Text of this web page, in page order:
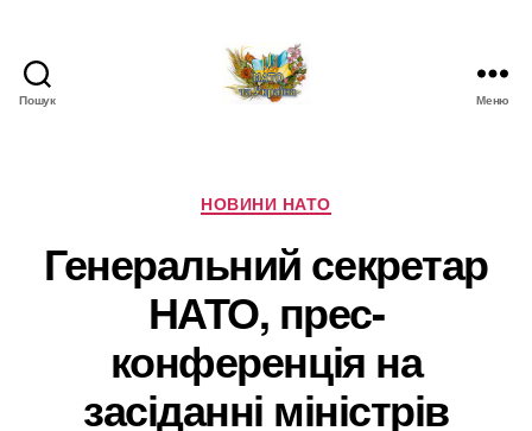
Пошук
Новини
про
НАТО
в
Україні
Меню
Категорії
НОВИНИ НАТО
Генеральний секретар
НАТО, прес-
конференція на
засіданні міністрів